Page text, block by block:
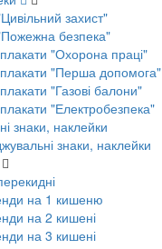
захист"
безпека"
"Охорона праці"
"Перша допомога"
"Газові балони"
"Електробезпека"
знаки, наклейки
знаки, наклейки
на 1 кишеню
на 2 кишені
на 3 кишені